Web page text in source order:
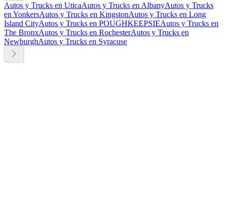
Autos y Trucks en UticaAutos y Trucks en AlbanyAutos y Trucks
en YonkersAutos y Trucks en KingstonAutos y Trucks en Long
Island CityAutos y Trucks en POUGHKEEPSIEAutos y Trucks en
The BronxAutos y Trucks en RochesterAutos y Trucks en
NewburghAutos y Trucks en Syracuse